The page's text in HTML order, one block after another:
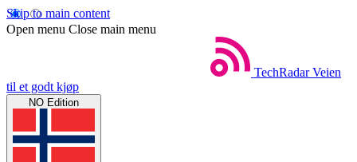
Skip to main content
Open menu Close main menu
TechRadar Veien
til et godt kjøp
NO Edition